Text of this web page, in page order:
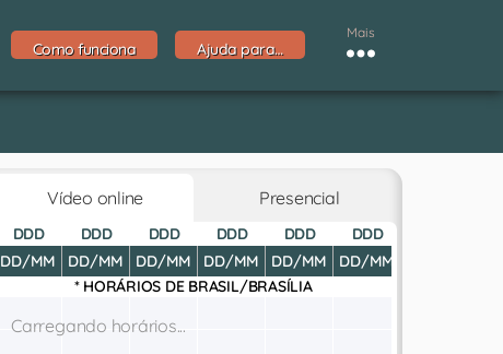
Como funciona Ajuda para…
Mais
Vídeo online Presencial
DDD
DD/MM
DDD
DD/MM
DDD
DD/MM
DDD
DD/MM
DDD
DD/MM
DDD
DD/MM
* HORÁRIOS DE BRASIL/BRASÍLIA
Carregando horários...